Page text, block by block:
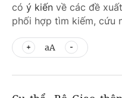
có ý kiến về các đề
phối hợp tìm kiếm, cứu
aA